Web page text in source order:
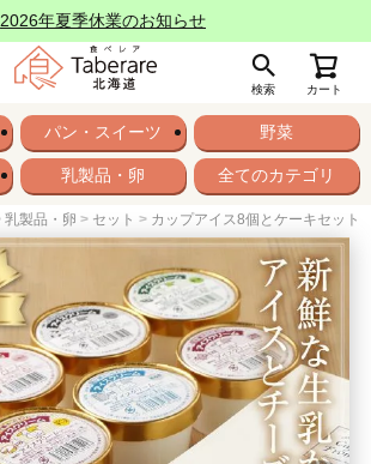
2026年夏季休業のお知らせ
検索 カート
パン・スイーツ 野菜
乳製品・卵 全てのカテゴリ
乳製品・卵 セット カップアイス8個とケーキセット